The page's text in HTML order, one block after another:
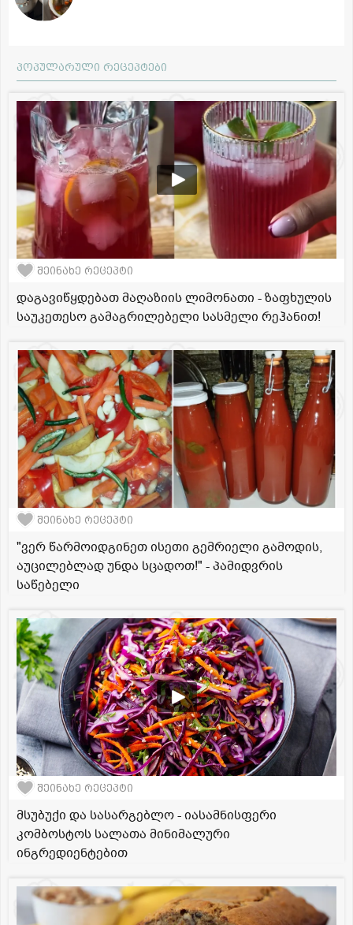
პოპულარული რეცეპტები
შეინახე რეცეპტი
დაგავიწყდებათ მაღაზიის ლიმონათი - ზაფხულის
საუკეთესო გამაგრილებელი სასმელი რეჰანით!
შეინახე რეცეპტი
"ვერ წარმოიდგინეთ ისეთი გემრიელი გამოდის,
აუცილებლად უნდა სცადოთ!" - პამიდვრის
საწებელი
შეინახე რეცეპტი
მსუბუქი და სასარგებლო - იასამნისფერი
კომბოსტოს სალათა მინიმალური
ინგრედიენტებით